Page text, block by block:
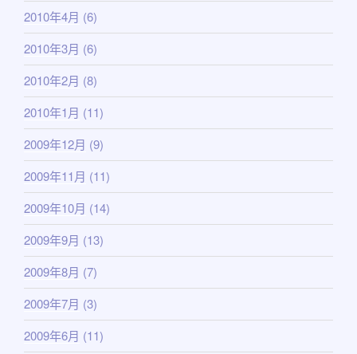
2010年4月 (6)
2010年3月 (6)
2010年2月 (8)
2010年1月 (11)
2009年12月 (9)
2009年11月 (11)
2009年10月 (14)
2009年9月 (13)
2009年8月 (7)
2009年7月 (3)
2009年6月 (11)